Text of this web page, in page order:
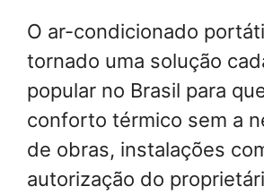
O ar-condicionado
tornado uma solução
popular no Brasil para
conforto térmico sem a
de obras, instalações
autorização do